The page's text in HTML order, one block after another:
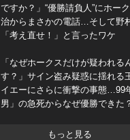
ですか？」“優勝請負人”にホー
治からまさかの電話…そして野
「考え直せ！」と言ったワケ
「なぜホークスだけが疑われる
す？」サイン盗み疑惑に揺れる
イエーにさらに衝撃の事態…99
男」の急死からなぜ優勝できた
もっと見る